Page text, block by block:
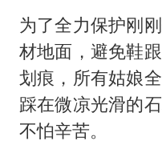
为了全力保护刚
材地面，避免鞋
划痕，所有姑娘
踩在微凉光滑的
不怕辛苦。